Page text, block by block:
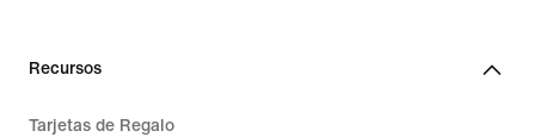
Recursos
Tarjetas de Regalo